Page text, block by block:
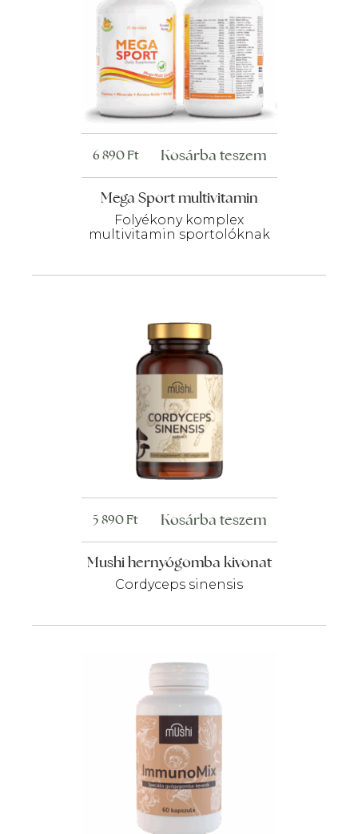
Mega Sport multivitamin
Folyékony komplex
multivitamin sportolóknak
6 890Ft Kosárba teszem
Mushi hernyógomba kivonat
Cordyceps sinensis
5 890Ft Kosárba teszem